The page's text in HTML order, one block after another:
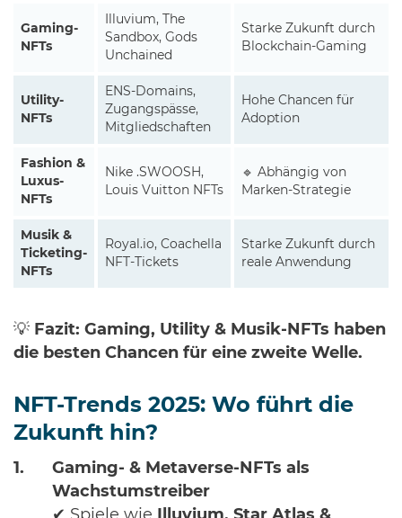
Gaming-
NFTs
Illuvium, The
Sandbox, Gods
Unchained
Starke Zukunft durch
Blockchain-Gaming
Utility-
NFTs
ENS-Domains,
Zugangspässe,
Mitgliedschaften
Hohe Chancen für
Adoption
Fashion &
Luxus-
NFTs
Nike .SWOOSH,
Louis Vuitton NFTs
🔹 Abhängig von
Marken-Strategie
Musik &
Ticketing-
NFTs
Royal.io, Coachella
NFT-Tickets
Starke Zukunft durch
reale Anwendung
💡 Fazit: Gaming, Utility & Musik-NFTs haben
die besten Chancen für eine zweite Welle.
NFT-Trends 2025: Wo führt die
Zukunft hin?
Gaming- & Metaverse-NFTs als
Wachstumstreiber